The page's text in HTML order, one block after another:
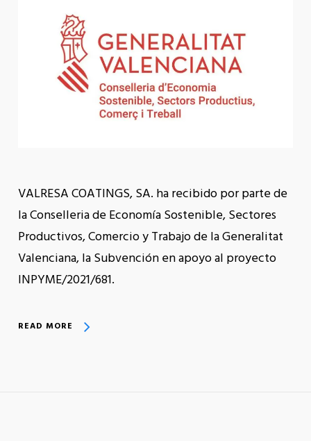
VALRESA COATINGS, SA. ha recibido por parte de
la Conselleria de Economía Sostenible, Sectores
Productivos, Comercio y Trabajo de la Generalitat
Valenciana, la Subvención en apoyo al proyecto
INPYME/2021/681.
READ MORE